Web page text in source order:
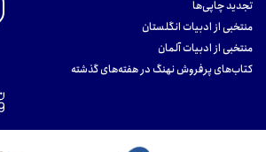
تجدید چاپی‌ها
منتخبی از ادبیات انگلستان
منتخبی از ادبیات آلمان
کتاب‌های پرفروش نهنگ در هفته‌های گذشته